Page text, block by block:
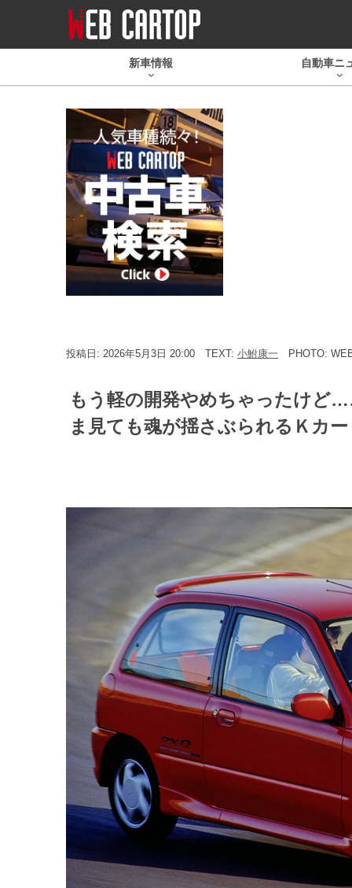
新車情報 自動車ニ
投稿日: 2026年5月3日 20:00 TEXT: 小鮒康一 PHOTO:
もう軽の開発やめちゃったけ
ま見ても魂が揺さぶられるＫカ